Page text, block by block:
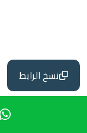
نسخ الرابط